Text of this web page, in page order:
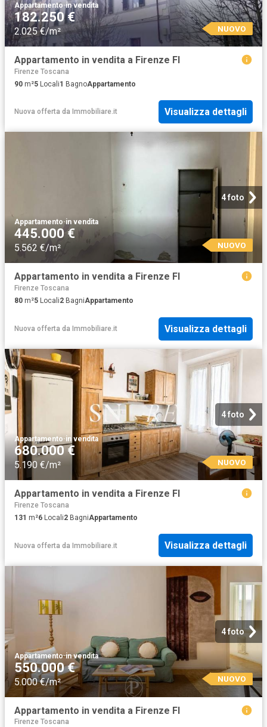
Appartamento·in vendita
182.250 €
2.025 €/m² NUOVO
Appartamento in vendita a Firenze FI
Firenze Toscana
90 m²5 Locali1 BagnoAppartamento
Nuova offerta da Immobiliare.it Visualizza dettagli
4 foto
Appartamento·in vendita
445.000 €
5.562 €/m² NUOVO
Appartamento in vendita a Firenze FI
Firenze Toscana
80 m²5 Locali2 BagniAppartamento
Nuova offerta da Immobiliare.it Visualizza dettagli
4 foto
Appartamento·in vendita
680.000 €
5.190 €/m² NUOVO
Appartamento in vendita a Firenze FI
Firenze Toscana
131 m²6 Locali2 BagniAppartamento
Nuova offerta da Immobiliare.it Visualizza dettagli
4 foto
Appartamento·in vendita
550.000 €
5.000 €/m² NUOVO
Appartamento in vendita a Firenze FI
Firenze Toscana